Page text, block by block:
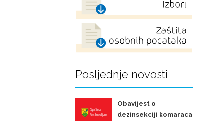
Posljednje novosti
Obavijest o
dezinsekciji komaraca